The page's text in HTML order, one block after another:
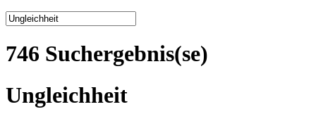
746 Suchergebnis(se)
Ungleichheit